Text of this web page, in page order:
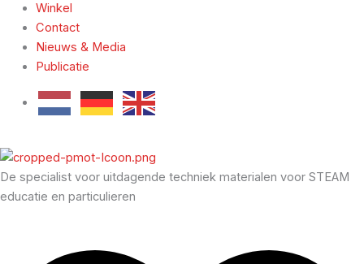
Winkel
Contact
Nieuws & Media
Publicatie
De specialist voor uitdagende techniek materialen voor STEAM
educatie en particulieren